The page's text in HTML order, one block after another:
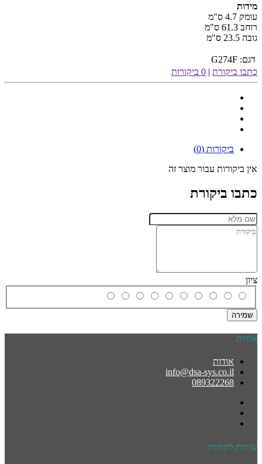
מידות
עומק 4.7 ס"מ
רוחב 61.3 ס"מ
גובה 23.5 ס"מ
דגם: G274F
כתבו ביקורת | 0 ביקורות
ביקורות (0)
אין ביקורות עבור מוצר זה
כתבו ביקורת
ציון
שמירה
אודות
אודות
info@dsa-sys.co.il
089322268
שירות לקוחות